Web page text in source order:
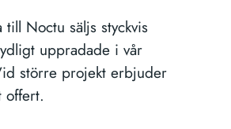
till Noctu säljs styckvis
uppradade i vår
större projekt erbjuder
offert.